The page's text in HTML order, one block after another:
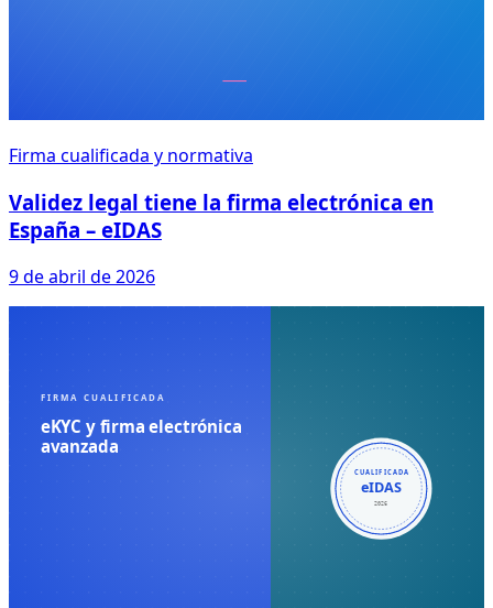
Firma cualificada y normativa
Validez legal tiene la firma electrónica en
España – eIDAS
9 de abril de 2026